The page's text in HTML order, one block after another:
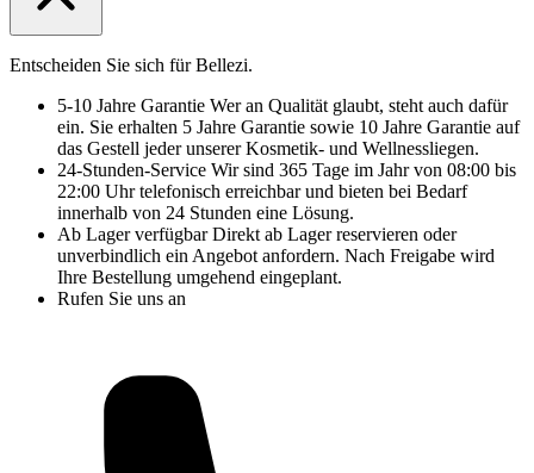
Entscheiden Sie sich für Bellezi.
5-10 Jahre Garantie Wer an Qualität glaubt, steht auch dafür
ein. Sie erhalten 5 Jahre Garantie sowie 10 Jahre Garantie auf
das Gestell jeder unserer Kosmetik- und Wellnessliegen.
24-Stunden-Service Wir sind 365 Tage im Jahr von 08:00 bis
22:00 Uhr telefonisch erreichbar und bieten bei Bedarf
innerhalb von 24 Stunden eine Lösung.
Ab Lager verfügbarDirekt ab Lager reservieren oder
unverbindlich ein Angebot anfordern. Nach Freigabe wird
Ihre Bestellung umgehend eingeplant.
Rufen Sie uns an